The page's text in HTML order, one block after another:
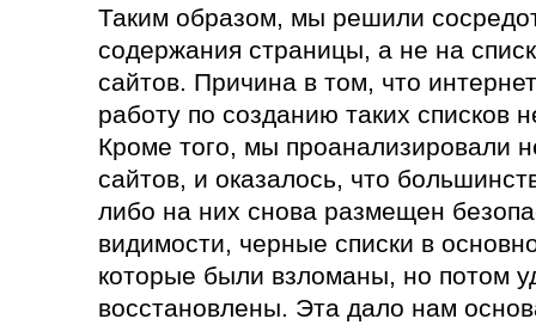
Таким образом, мы решили
содержания страницы, а не на
сайтов. Причина в том, что
работу по созданию таких списков
Кроме того, мы проанализировали
сайтов, и оказалось, что
либо на них снова размещен
видимости, черные списки в
которые были взломаны, но потом
восстановлены. Эта дало нам